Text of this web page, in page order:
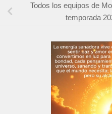
Todos los equipos de
temporada